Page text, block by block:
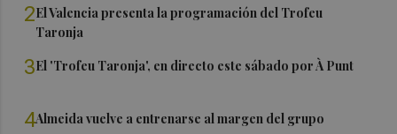
2El Valencia presenta la programación del Trofeu
Taronja
3El 'Trofeu Taronja', en directo este sábado por À Punt
4Almeida vuelve a entrenarse al margen del grupo